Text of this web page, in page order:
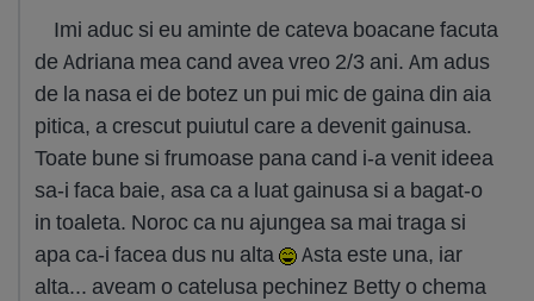
Imi aduc si eu aminte de cateva boacane facuta
de Adriana mea cand avea vreo 2/3 ani. Am adus
de la nasa ei de botez un pui mic de gaina din aia
pitica, a crescut puiutul care a devenit gainusa.
Toate bune si frumoase pana cand i-a venit ideea
sa-i faca baie, asa ca a luat gainusa si a bagat-o
in toaleta. Noroc ca nu ajungea sa mai traga si
apa ca-i facea dus nu alta
Asta este una, iar
alta... aveam o catelusa pechinez Betty o chema